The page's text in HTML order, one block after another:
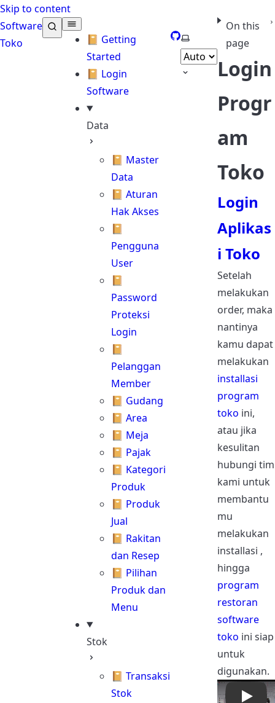
Skip to content
Software
Toko
📔 Getting
Started
📔 Login
Software
Data
📔 Master
Data
📔 Aturan
Hak Akses
📔
Pengguna
User
📔
Password
Proteksi
Login
📔
Pelanggan
Member
📔 Gudang
📔 Area
📔 Meja
📔 Pajak
📔 Kategori
Produk
📔 Produk
Jual
📔 Rakitan
dan Resep
📔 Pilihan
Produk dan
Menu
Stok
📔 Transaksi
Stok
GitHub
Select theme
On this
page
Login
Progr
am
Toko
Login
Aplikas
i Toko
Setelah
melakukan
order, maka
nantinya
kamu dapat
melakukan
installasi
program
toko ini,
atau jika
kesulitan
hubungi tim
kami untuk
membantu
mu
melakukan
installasi ,
hingga
program
restoran
software
toko ini siap
untuk
digunakan.